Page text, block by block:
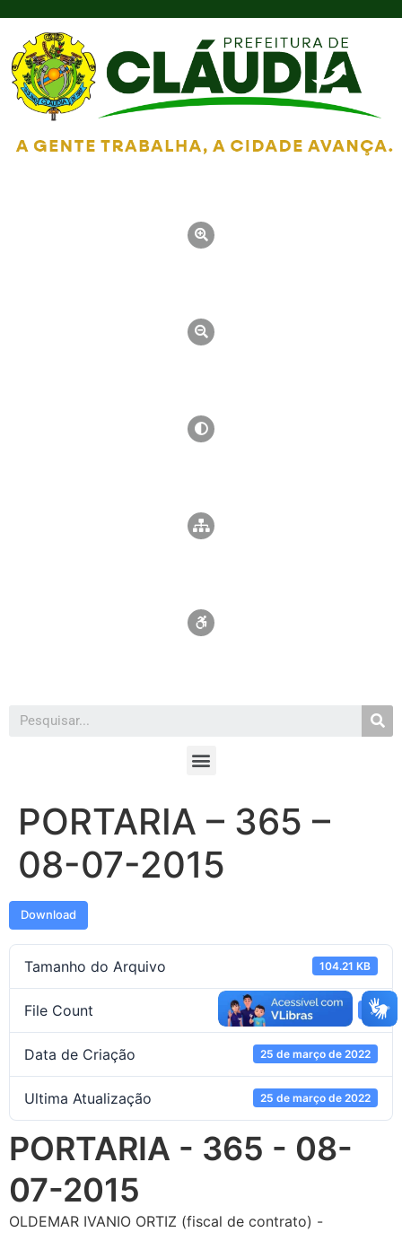
PORTARIA – 365 –
08-07-2015
Download
Tamanho do Arquivo 104.21 KB
File Count 1
Data de Criação 25 de março de 2022
Ultima Atualização 25 de março de 2022
PORTARIA - 365 - 08-
07-2015
OLDEMAR IVANIO ORTIZ (fiscal de contrato) -